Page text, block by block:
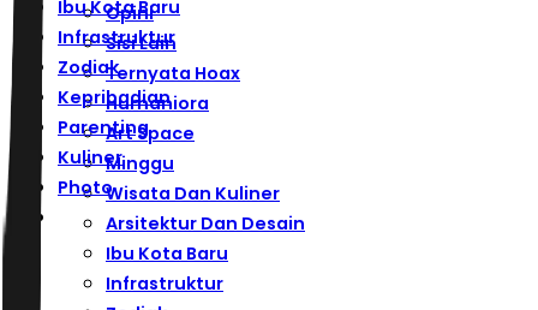
Ibu Kota Baru
Infrastruktur
Zodiak
Kepribadian
Parenting
Kuliner
Photo
Opini
Sisi Lain
Ternyata Hoax
Humaniora
Art Space
Minggu
Wisata Dan Kuliner
Arsitektur Dan Desain
Ibu Kota Baru
Infrastruktur